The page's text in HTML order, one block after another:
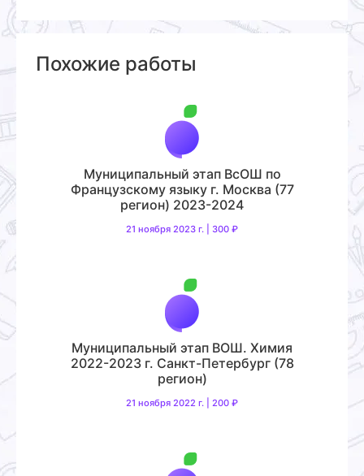
Похожие работы
Муниципальный этап ВсОШ по
Французскому языку г. Москва (77
регион) 2023-2024
21 ноября 2023 г. | 300 ₽
Муниципальный этап ВОШ. Химия
2022-2023 г. Санкт-Петербург (78
регион)
21 ноября 2022 г. | 200 ₽